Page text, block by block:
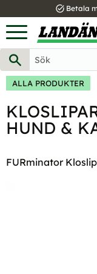
Meny
task_alt Betala
ALLA PRODUKTER
HUND &
FURminator